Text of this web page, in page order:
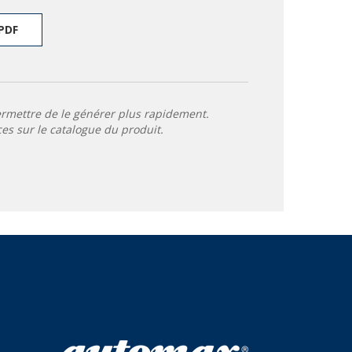
de le générer plus rapidement.
sur le catalogue du produit.